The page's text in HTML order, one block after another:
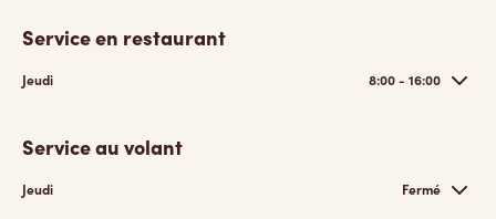
Service en restaurant
Jeudi 8:00 - 16:00
Service au volant
Jeudi Fermé